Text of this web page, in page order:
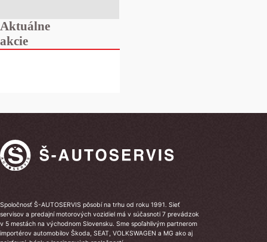
Aktuálne
akcie
Spoločnosť Š-AUTOSERVIS pôsobí na trhu od roku 1991. Sieť
servisov a predajní motorových vozidiel má v súčasnoti 7 prevádzok
v 5 mestách na východnom Slovensku. Sme spoľahlivým partnerom
importérov automobilov Škoda, SEAT, VOLKSWAGEN a MG ako aj